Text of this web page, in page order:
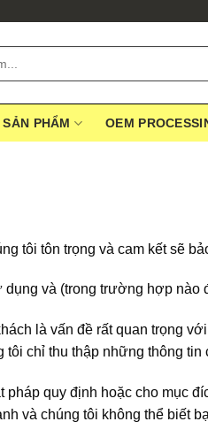
SẢN PHẨM OEM
tôi tôn trọng và cam kết sẽ
và (trong trường hợp nào
là vấn đề rất quan trọng
chỉ thu thập những thông
quy định hoặc cho mục
và chúng tôi không thể biết